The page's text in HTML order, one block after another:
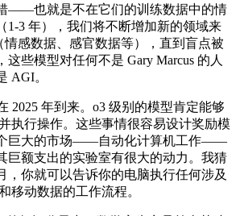
——也就是不在它们的训练数据中的情
1-3 年），我们将不断增加新的领域来
情感数据、感官数据等），直到盲点被
这些模型对任何不是 Gary Marcus 的人
AGI。
2025 年到来。o3 级别的模型肯定能够
执行操作。这些事情很容易设计奖励模
巨大的市场——自动化计算机工作——
巨额支出的实验室有很大的动力。我猜
，你就可以告诉你的电脑执行任何涉及
移动数据的工作流程。